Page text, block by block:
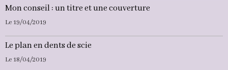
Mon conseil : un titre et une couverture
Le 19/04/2019
Le plan en dents de scie
Le 18/04/2019